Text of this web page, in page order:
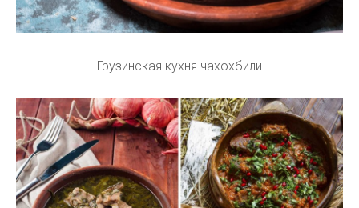
Грузинская кухня чахохбили